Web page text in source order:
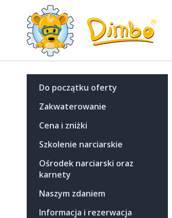
Do początku oferty
Zakwaterowanie
Cena i zniżki
Szkolenie narciarskie
Ośrodek narciarski oraz
karnety
Naszym zdaniem
Informacja i rezerwacja